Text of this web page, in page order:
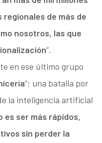
regionales de más de
nosotros, las que
”.
en ese último grupo
”: una batalla por
la inteligencia artificial
es ser más rápidos,
sin perder la